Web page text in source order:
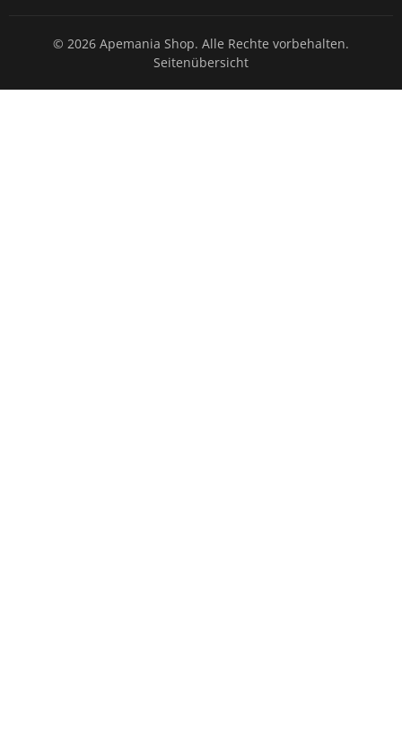
© 2026 Apemania Shop. Alle Rechte vorbehalten.
Seitenübersicht